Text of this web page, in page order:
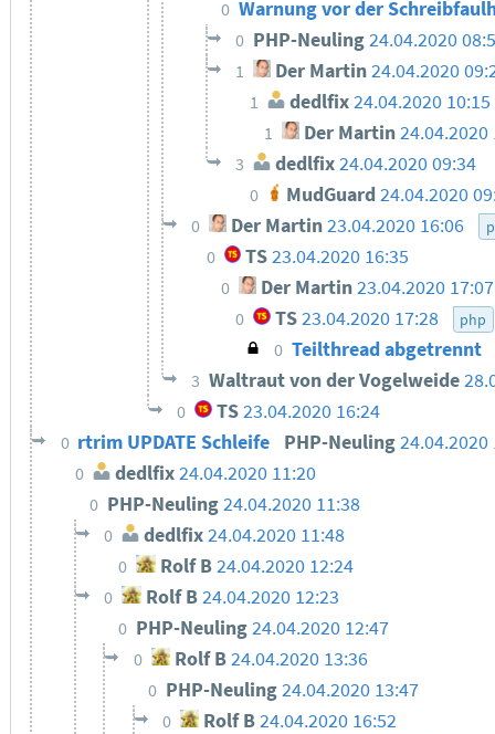
0 Warnung vor der
0 PHP-Neuling24.04.2020
1 Der Martin24.04.2020
1 dedlfix24.04.2020 10:15
1 Der Martin24.04.2020
3 dedlfix24.04.2020 09:34
0 MudGuard 24.04.2020
0 Der Martin23.04.2020 16:06
0 TS23.04.2020 16:35
0 Der Martin 23.04.2020 17:07
0 TS23.04.2020 17:28 php
0 Teilthread abgetrennt
3 Waltraut von der Vogelweide
0 TS23.04.2020 16:24
0 rtrim UPDATE Schleife PHP-Neuling24.04.2020
0 dedlfix 24.04.2020 11:20
0 PHP-Neuling24.04.2020 11:38
0 dedlfix24.04.2020 11:48
0 Rolf B24.04.2020 12:24
0 Rolf B24.04.2020 12:23
0 PHP-Neuling24.04.2020 12:47
0 Rolf B24.04.2020 13:36
0 PHP-Neuling24.04.2020 13:47
0 Rolf B 24.04.2020 16:52